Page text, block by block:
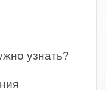
узнать?